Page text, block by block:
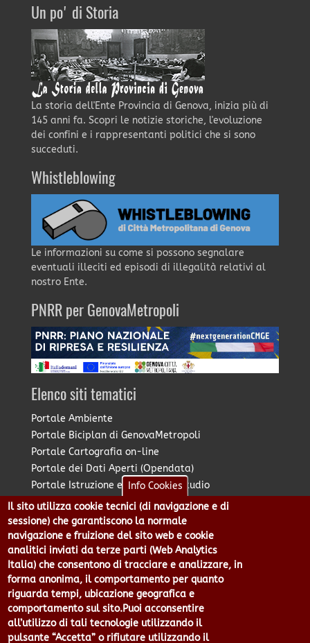
Un po' di Storia
La storia dell'Ente Provincia di Genova, inizia più di
145 anni fa. Scopri le notizie storiche, l'evoluzione
dei confini e i rappresentanti politici che si sono
succeduti.
Whistleblowing
Le informazioni su come si possono segnalare
eventuali illeciti ed episodi di illegalità relativi al
nostro Ente.
PNRR per GenovaMetropoli
Elenco siti tematici
Portale Ambiente
Portale Biciplan di GenovaMetropoli
Portale Cartografia on-line
Portale dei Dati Aperti (Opendata)
Portale Istruzione e Diritto allo Studio
Portale Marketing Territoriale
Portale Piano Strategico Metropolitano
Portale PUMS di GenovaMetropoli
Portale Stazione Unica Appaltante
Pratico: procedimenti e istanze online
Città Metropolitana di Genova - Piazzale Mazzini 2 -16122 -
Genova | CF:80007350103 - P.Iva: 00949170104 | Codice IPA: cmge
Info Cookies
Il sito utilizza cookie tecnici (di navigazione e di
sessione) che garantiscono la normale
navigazione e fruizione del sito web e cookie
analitici inviati da terze parti (Web Analytics
Italia) che consentono di tracciare e analizzare, in
forma anonima, il comportamento per quanto
riguarda tempi, ubicazione geografica e
comportamento sul sito.Puoi acconsentire
all’utilizzo di tali tecnologie utilizzando il
pulsante “Accetta” o rifiutare utilizzando il